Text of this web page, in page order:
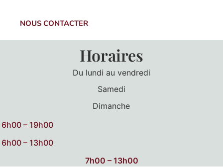
NOUS CONTACTER
Horaires
Du lundi au vendredi
Samedi
Dimanche
6h00 – 19h00
6h00 – 13h00
7h00 – 13h00